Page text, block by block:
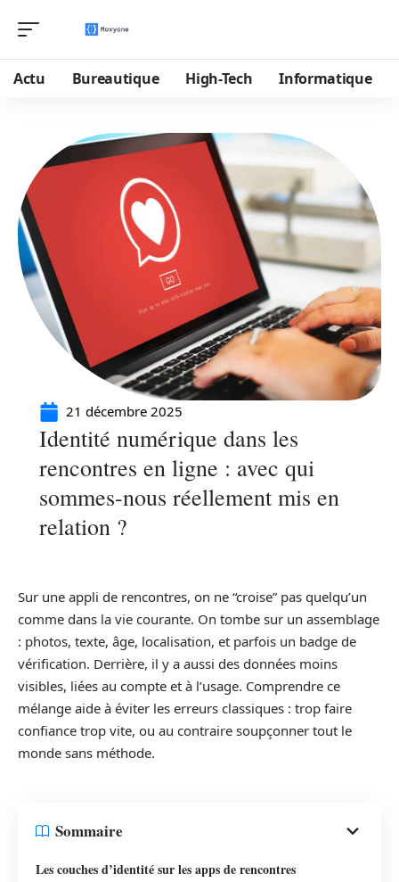
Actu Bureautique High-Tech Informatique
21 décembre 2025
Identité numérique dans les
rencontres en ligne : avec qui
sommes-nous réellement mis en
relation ?
Sur une appli de rencontres, on ne “croise” pas quelqu’un
comme dans la vie courante. On tombe sur un assemblage
: photos, texte, âge, localisation, et parfois un badge de
vérification. Derrière, il y a aussi des données moins
visibles, liées au compte et à l’usage. Comprendre ce
mélange aide à éviter les erreurs classiques : trop faire
confiance trop vite, ou au contraire soupçonner tout le
monde sans méthode.
Sommaire
Les couches d’identité sur les apps de rencontres